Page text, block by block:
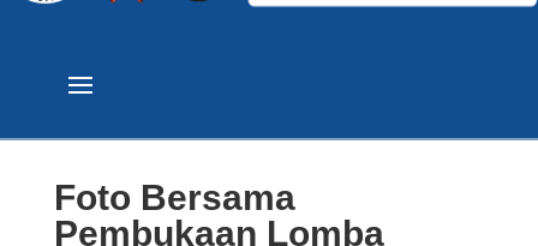
Foto Bersama
Pembukaan Lomba